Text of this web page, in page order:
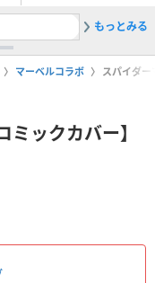
2最強リ
もっとみる
マーベルコラボ スパイダ
ックカバー】